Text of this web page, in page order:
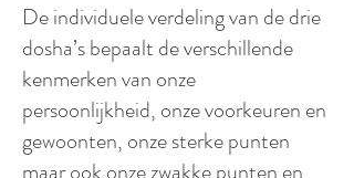
De individuele verdeling van de drie
dosha’s bepaalt de verschillende
kenmerken van onze
persoonlijkheid, onze voorkeuren en
gewoonten, onze sterke punten